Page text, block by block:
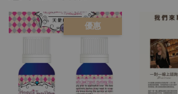
優惠